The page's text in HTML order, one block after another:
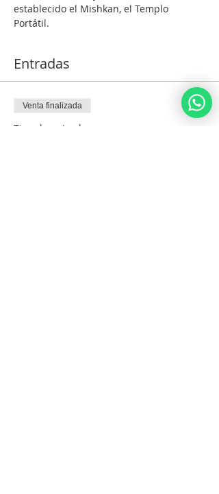
establecido el Mishkan, el Templo
Portátil.
Entradas
Venta finalizada
Tipo de entrada